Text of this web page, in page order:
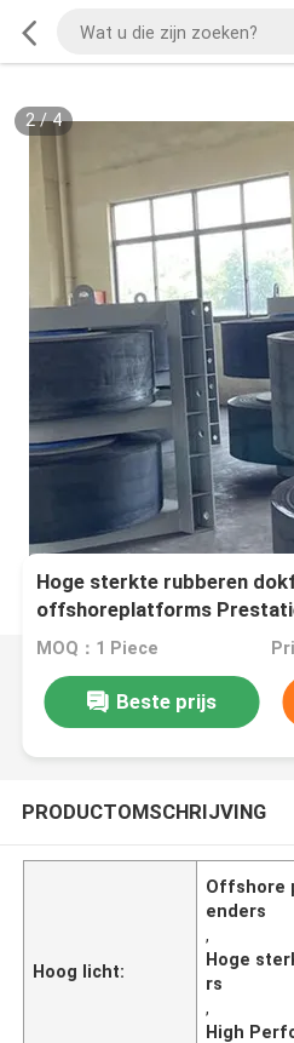
2/4
Hoge sterkte rubberen
offshoreplatforms
MOQ：1 Piece
Beste prijs
PRODUCTOMSCHRIJVING
Hoog licht:
Offshore
enders
,
Hoge
rs
,
High